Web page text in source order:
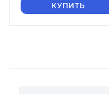
КУПИТЬ